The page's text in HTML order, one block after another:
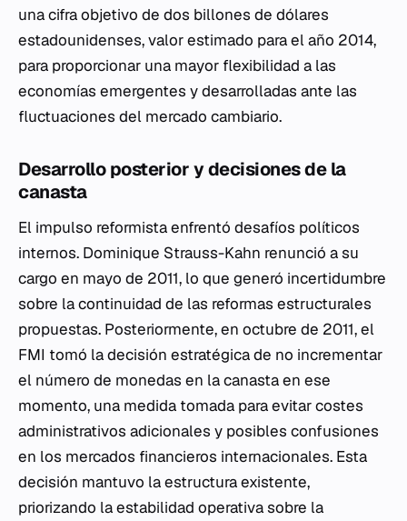
una cifra objetivo de dos billones de dólares
estadounidenses, valor estimado para el año 2014,
para proporcionar una mayor flexibilidad a las
economías emergentes y desarrolladas ante las
fluctuaciones del mercado cambiario.
Desarrollo posterior y decisiones de la
canasta
El impulso reformista enfrentó desafíos políticos
internos. Dominique Strauss-Kahn renunció a su
cargo en mayo de 2011, lo que generó incertidumbre
sobre la continuidad de las reformas estructurales
propuestas. Posteriormente, en octubre de 2011, el
FMI tomó la decisión estratégica de no incrementar
el número de monedas en la canasta en ese
momento, una medida tomada para evitar costes
administrativos adicionales y posibles confusiones
en los mercados financieros internacionales. Esta
decisión mantuvo la estructura existente,
priorizando la estabilidad operativa sobre la